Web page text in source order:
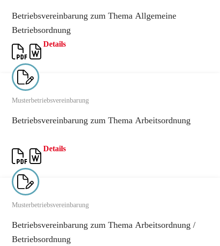
Betriebsvereinbarung zum Thema Allgemeine
Betriebsordnung
Details
Musterbetriebsvereinbarung
Betriebsvereinbarung zum Thema Arbeitsordnung
Details
Musterbetriebsvereinbarung
Betriebsvereinbarung zum Thema Arbeitsordnung /
Betriebsordnung